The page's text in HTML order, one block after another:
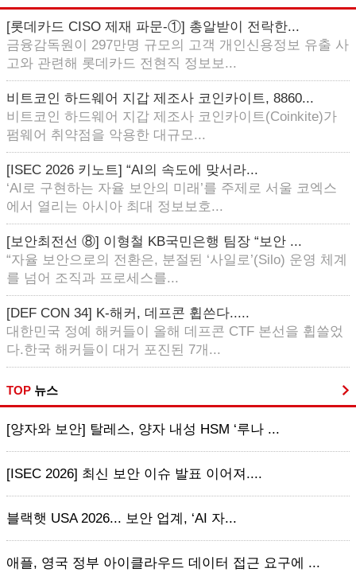
[롯데카드 CISO 제재 파문-①] 총알받이 전락한...
금융감독원이 297만명 규모의 고객 개인신용정보 유출 사
고와 관련해 롯데카드 전현직 정보보...
비트코인 하드웨어 지갑 제조사 코인카이트, 8860...
비트코인 하드웨어 지갑 제조사 코인카이트(Coinkite)가
펌웨어 취약점을 악용한 대규모...
[ISEC 2026 키노트] “AI의 속도에 맞서라...
‘AI로 구현하는 자율 보안의 미래’를 주제로 서울 코엑스
에서 열리는 아시아 최대 정보보호...
[보안최전선 ⑧] 이형철 KB국민은행 팀장 “보안 ...
“자율 보안으로의 전환은, 분절된 ‘사일로’(Silo) 운영 체계
를 넘어 조직과 프로세스를...
[DEF CON 34] K-해커, 데프콘 휩쓴다.....
대한민국 정예 해커들이 올해 데프콘 CTF 본선을 휩쓸었
다.한국 해커들이 대거 포진된 7개...
TOP 뉴스
[양자와 보안] 탈레스, 양자 내성 HSM ‘루나 ...
[ISEC 2026] 최신 보안 이슈 발표 이어져....
블랙햇 USA 2026... 보안 업계, ‘AI 자...
애플, 영국 정부 아이클라우드 데이터 접근 요구에 ...